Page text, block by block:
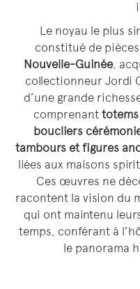
Le noyau le plus
constitué de
Nouvelle-Guinée,
collectionneur Jordi
d’une grande
comprenant totems
boucliers
tambours et figures
liées aux maisons
Ces œuvres ne
racontent la vision du
qui ont maintenu
temps, conférant à
le panorama